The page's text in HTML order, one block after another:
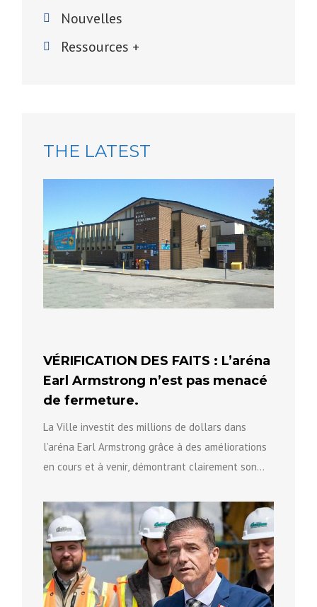
Nouvelles
Ressources +
THE LATEST
VÉRIFICATION DES FAITS : L’aréna
Earl Armstrong n’est pas menacé
de fermeture.
La Ville investit des millions de dollars dans
l’aréna Earl Armstrong grâce à des améliorations
en cours et à venir, démontrant clairement son